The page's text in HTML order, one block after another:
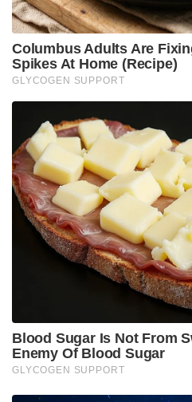
Tags: bcci indian cricket